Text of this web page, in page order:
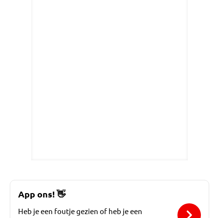
App ons!👋
Heb je een foutje gezien of heb je een